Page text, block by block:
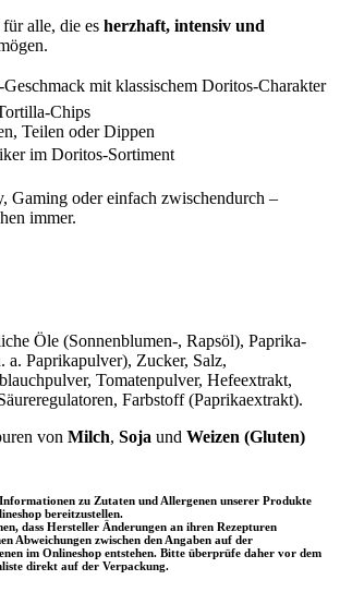
alle, die es herzhaft, intensiv und
mit klassischem Doritos-Charakter
Chips
Teilen oder Dippen
im Doritos-Sortiment
Gaming oder einfach zwischendurch –
immer.
Öle (Sonnenblumen-, Rapsöl), Paprika-
a. Paprikapulver), Zucker, Salz,
Tomatenpulver, Hefeextrakt,
Farbstoff (Paprikaextrakt).
von Milch, Soja und Weizen (Gluten)
zu Zutaten und Allergenen unserer Produkte
bereitzustellen.
dass Hersteller Änderungen an ihren Rezepturen
Abweichungen zwischen den Angaben auf der
im Onlineshop entstehen. Bitte überprüfe daher vor dem
direkt auf der Verpackung.